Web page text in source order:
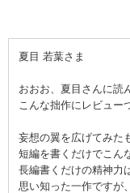
夏目 若葉さま
おおお、夏目さんに読
こんな拙作にレビュー
妄想の翼を広げてみた
短編を書くだけでこん
長編書くだけの精神力
思い知った一作ですが